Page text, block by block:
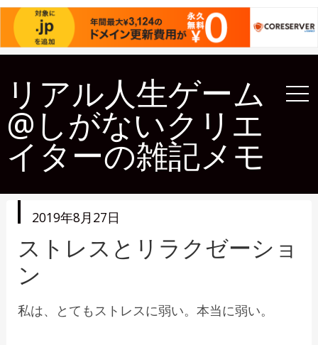
リアル人生ゲーム
@しがないクリエ
イターの雑記メモ
投
日
2019年8月27日
ストレスとリラクゼーショ
ン
私は、とてもストレスに弱い。本当に弱い。